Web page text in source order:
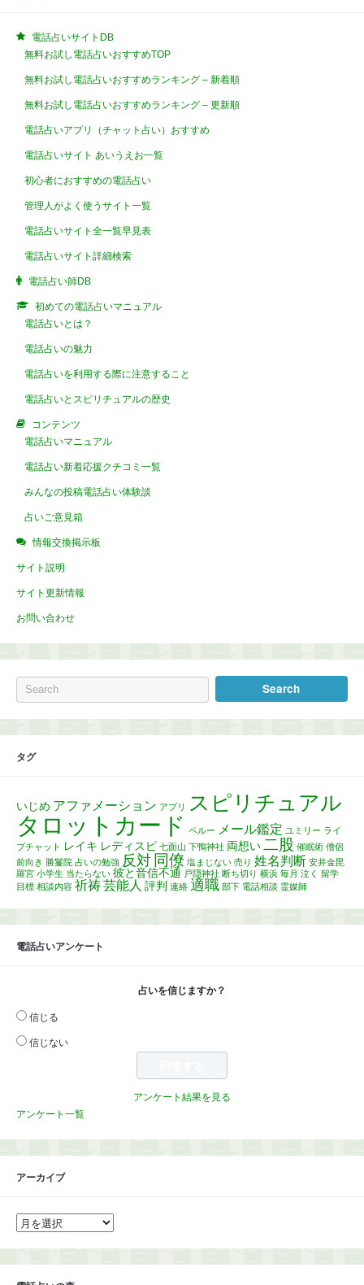
電話占いサイトDB
無料お試し電話占いおすすめTOP
無料お試し電話占いおすすめランキング – 新着順
無料お試し電話占いおすすめランキング – 更新順
電話占いアプリ（チャット占い）おすすめ
電話占いサイト あいうえお一覧
初心者におすすめの電話占い
管理人がよく使うサイト一覧
電話占いサイト全一覧早見表
電話占いサイト詳細検索
電話占い師DB
初めての電話占いマニュアル
電話占いとは？
電話占いの魅力
電話占いを利用する際に注意すること
電話占いとスピリチュアルの歴史
コンテンツ
電話占いマニュアル
電話占い新着応援クチコミ一覧
みんなの投稿電話占い体験談
占いご意見箱
情報交換掲示板
サイト説明
サイト更新情報
お問い合わせ
タグ
いじめ アファメーション アプリ スピリチュアル
タロットカード ペルー メール鑑定 ユミリー ライ
ブチャット レイキ レディスピ 七面山 下鴨神社 両想い二股 催眠術 僧侶
前向き 勝鬘院 占いの勉強 反対 同僚 塩まじない 売り 姓名判断 安井金毘
羅宮 小学生 当たらない 彼と音信不通 戸隠神社 断ち切り 横浜 毎月 泣く
留学
目標 相談内容 祈祷芸能人 評判 連絡 適職 部下 電話相談 霊媒師
電話占いアンケート
占いを信じますか？
信じる
信じない
アンケート結果を見る
アンケート一覧
アーカイブ
ア
ー
イ